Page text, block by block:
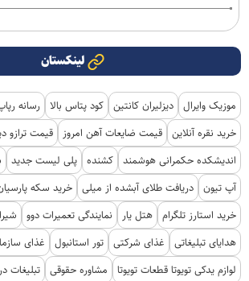
لینکستان
موزیک وایرال دیزلیران کانتین کود پتاس بالا رسانه
خرید نقره آنلاین قیمت ضایعات آهن امروز
قیمت ترازو
اندیشکده حکمرانی هوشمند کشنده پلی لیست جدید
آپ تیون دریافت طلای آبشده از میلی خرید سکه
خرید استارز تلگرام هتل یار نمایندگی تعمیرات دوو
هدایای تبلیغاتی
غذای شرکتی تور استانبول غذای
لوازم یدکی تویوتا قطعات تویوتا
مشاوره حقوقی تبلیغات